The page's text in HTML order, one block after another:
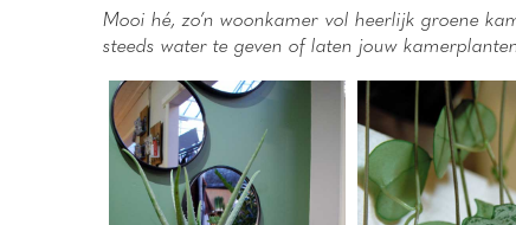
Mooi hé, zo’n woonkamer vol heerlijk groene
steeds water te geven of laten jouw